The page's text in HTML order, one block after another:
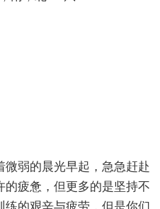
弱的晨光早起，急急赶赴
的疲惫，但更多的是坚持不